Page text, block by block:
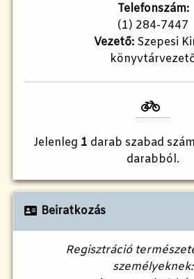
Telefonszám:
(1) 284-7447
Vezető: Szepesi
Jelenleg 1 darab szabad
darabból.
Beiratkozás
Regisztráció
személyeknek: